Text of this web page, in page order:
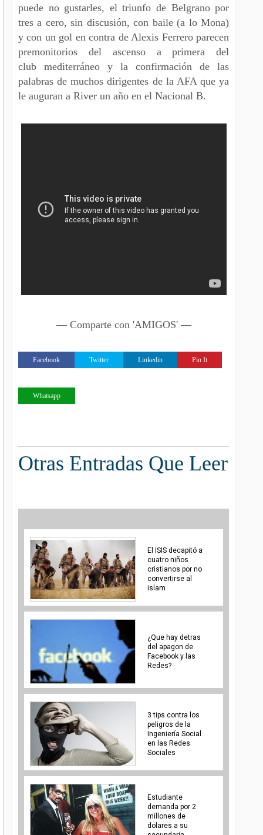
puede no gustarles, el triunfo de Belgrano por
tres a cero, sin discusión, con baile (a lo Mona)
y con un gol en contra de Alexis Ferrero parecen
premonitorios del ascenso a primera del
club mediterráneo y la confirmación de las
palabras de muchos dirigentes de la AFA que ya
le auguran a River un año en el Nacional B.
— Comparte con 'AMIGOS' —
Facebook Twitter Linkedin Pin It
Whatsapp
Otras Entradas Que Leer
El ISIS decapitó a
cuatro niños
cristianos por no
convertirse al
islam
¿Que hay detras
del apagon de
Facebook y las
Redes?
3 tips contra los
peligros de la
Ingeniería Social
en las Redes
Sociales
Estudiante
demanda por 2
millones de
dolares a su